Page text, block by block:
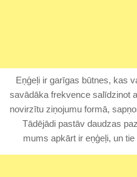
Eņģeļi ir garīgas būtnes, kas
savādāka frekvence salīdzinot
novirzītu ziņojumu formā,
Tādējādi pastāv daudzas
mums apkārt ir eņģeļi, un